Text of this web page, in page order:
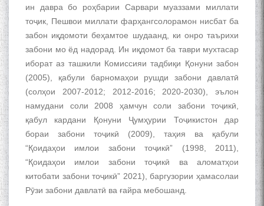
ин давра бо роҳбарии Сарвари муаззами миллати
тоҷик, Пешвои миллати фарҳангсолорамон нисбат ба
забон иқдомоти беҳамтое шудаанд, ки онро таърихи
забони мо ёд надорад. Ин иқдомот ба таври мухтасар
иборат аз ташкили Комиссияи тадбиқи Қонуни забон
(2005), қабули барномаҳои рушди забони давлатӣ
(солҳои 2007-2012; 2012-2016; 2020-2030), эълон
намудани соли 2008 ҳамчун соли забони тоҷикӣ,
қабул кардани Қонуни Ҷумҳурии Тоҷикистон дар
бораи забони тоҷикӣ (2009), таҳия ва қабули
“Қоидаҳои имлои забони тоҷикӣ” (1998, 2011),
“Қоидаҳои имлои забони тоҷикӣ ва аломатҳои
китобати забони тоҷикӣ” 2021), баргузории ҳамасолаи
Рӯзи забони давлатӣ ва ғайра мебошанд.
به عبارت دیگر: گفتگو با مومن
قناعت Mumin Qanoat
Сухбати навқаламон бо
Муъмин Қаноат\Meeting of
young talents with Mumyin
Kanoat